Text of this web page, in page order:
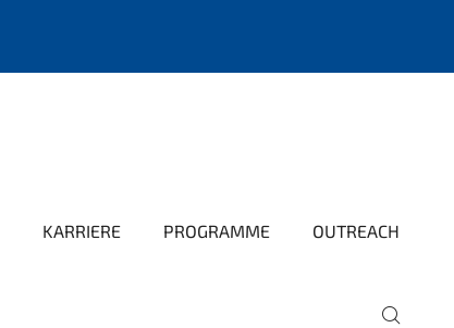
KARRIERE PROGRAMME OUTREACH